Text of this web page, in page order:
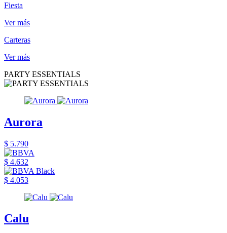
Fiesta
Ver más
Carteras
Ver más
PARTY ESSENTIALS
Aurora
$ 5.790
$ 4.632
$ 4.053
Calu